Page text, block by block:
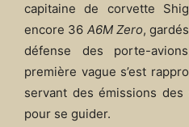
capitaine de corvette
encore 36 A6M Zero,
défense des porte-
première vague s’est
servant des émissions
pour se guider.